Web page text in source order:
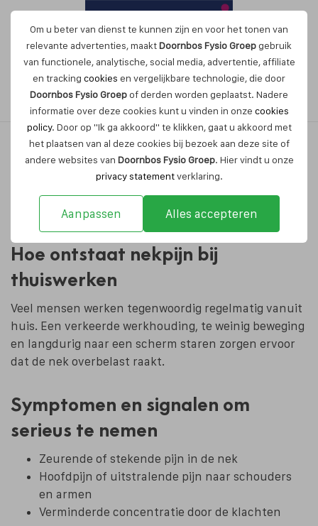
Om u beter van dienst te kunnen zijn en voor het tonen van
relevante advertenties, maaktDoornbos Fysio Groepgebruik
van functionele, analytische, social media, advertentie, affiliate
en tracking cookies en vergelijkbare technologie, die door
Doornbos Fysio Groepof derden worden geplaatst. Nadere
informatie over deze cookies kunt u vinden in onze cookies
policy. Door op "Ik ga akkoord" te klikken, gaat u akkoord met
het plaatsen van al deze cookies bij bezoek aan deze site of
andere websites van Doornbos Fysio Groep. Hier vindt u onze
privacy statementverklaring.
Aanpassen Alles accepteren
Maak nu een afspraak
Nekpijn door thuiswerken – dit
kun je doen
Hoe ontstaat nekpijn bij
thuiswerken
Veel mensen werken tegenwoordig regelmatig vanuit
huis. Een verkeerde werkhouding, te weinig beweging
en langdurig naar een scherm staren zorgen ervoor
dat de nek overbelast raakt.
Symptomen en signalen om
serieus te nemen
Zeurende of stekende pijn in de nek
Hoofdpijn of uitstralende pijn naar schouders
en armen
Verminderde concentratie door de klachten